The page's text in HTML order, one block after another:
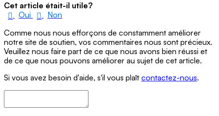
Cet article était-il utile?
Oui
Non
Comme nous nous efforçons de constamment améliorer
notre site de soutien, vos commentaires nous sont précieux.
Veuillez nous faire part de ce que nous avons bien réussi et
de ce que nous pouvons améliorer au sujet de cet article.
Si vous avez besoin d'aide, s'il vous plaît contactez-nous.